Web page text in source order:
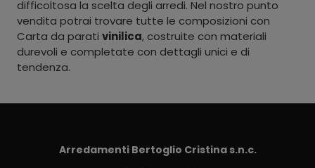
difficoltosa la scelta degli arredi. Nel nostro punto
vendita potrai trovare tutte le composizioni con
Carta da parati vinilica, costruite con materiali
durevoli e completate con dettagli unici e di
tendenza.
Arredamenti Bertoglio Cristina s.n.c.